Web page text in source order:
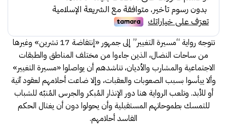
تتوجه رواية “مسيرة التغيير” إلى جمهور «إنتفاضة 17 تشرين» وغيرها
من ساحات النضال، الذين جاءوا من مختلف المناطق والطبقات
الاجتماعية والمشارب والأديان، تناشدهم أن يواصلوا «مسيرة التغيير»
وألا ييأسوا بسبب الصعوبات والعقبات، وإلا ضاعت أحلامهم لعقود آتية
أو للأبد. وتلعب الرواية هنا دور الإنذار المُبكر والجرس المُنبّه للشباب
للتمسك بطموحاتهم المستقبلية وأن يحولوا دون أن يغتال الحكم
الفاسد أحلامهم.